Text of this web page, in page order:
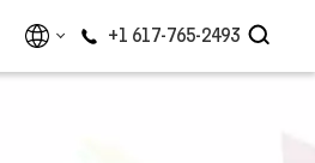
+1 617-765-2493